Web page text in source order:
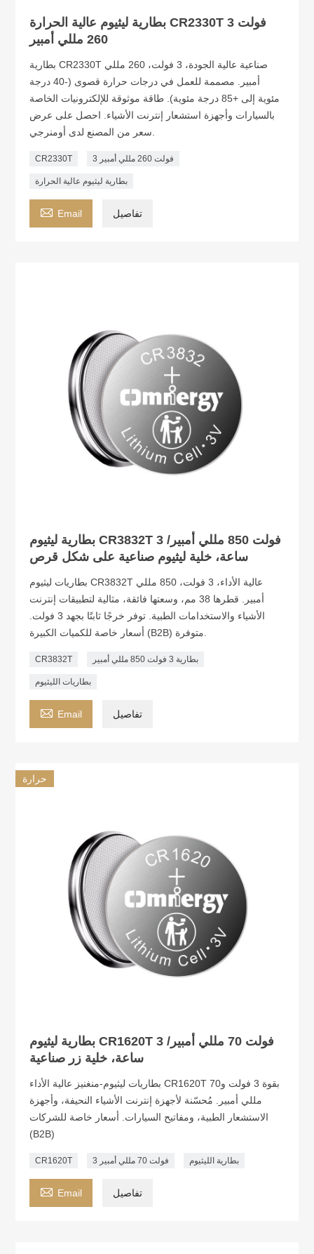
بطارية ليثيوم عالية الحرارة CR2330T 3 فولت
260 مللي أمبير
بطارية CR2330T صناعية عالية الجودة، 3 فولت، 260 مللي
أمبير. مصممة للعمل في درجات حرارة قصوى (-40 درجة
مئوية إلى +85 درجة مئوية). طاقة موثوقة للإلكترونيات الخاصة
بالسيارات وأجهزة استشعار إنترنت الأشياء. احصل على عرض
CR2330T 3 فولت 260 مللي أمبير
بطارية ليثيوم عالية الحرارة
 Email تفاصيل
بطارية ليثيوم CR3832T 3 فولت 850 مللي أمبير/
ساعة، خلية ليثيوم صناعية على شكل قرص
بطاريات ليثيوم CR3832T عالية الأداء، 3 فولت، 850 مللي
أمبير. قطرها 38 مم، وسعتها فائقة، مثالية لتطبيقات إنترنت
الأشياء والاستخدامات الطبية. توفر خرجًا ثابتًا بجهد 3 فولت.
أسعار خاصة للكميات الكبيرة (B2B) متوفرة.
CR3832T بطارية 3 فولت 850 مللي أمبير
بطاريات الليثيوم
 Email تفاصيل
حرارة
بطارية ليثيوم CR1620T 3 فولت 70 مللي أمبير/
ساعة، خلية زر صناعية
بطاريات ليثيوم-منغنيز عالية الأداء CR1620T بقوة 3 فولت و70
مللي أمبير. مُحسّنة لأجهزة إنترنت الأشياء النحيفة، وأجهزة
الاستشعار الطبية، ومفاتيح السيارات. أسعار خاصة للشركات
(B2B)
CR1620T 3 فولت 70 مللي أمبير بطارية الليثيوم
 Email تفاصيل